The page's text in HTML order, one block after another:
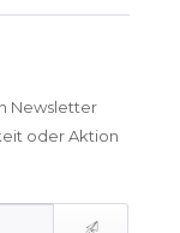
Newsletter
oder Aktion